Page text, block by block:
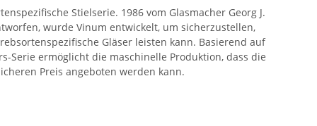
Stielserie. 1986 vom Glasmacher Georg J.
wurde Vinum entwickelt, um sicherzustellen,
Gläser leisten kann. Basierend auf
Serie ermöglicht die maschinelle Produktion, dass die
Preis angeboten werden kann.